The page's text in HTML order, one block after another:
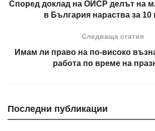
Според доклад на ОИСР делът на
в България нараства за 10
Следваща статия
Имам ли право на по-високо
работа по време на
Последни публикации